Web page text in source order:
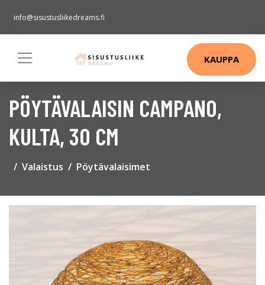
info@sisustusliikedreams.fi
KAUPPA
PÖYTÄVALAISIN CAMPANO,
KULTA, 30 CM
Valaistus Pöytävalaisimet